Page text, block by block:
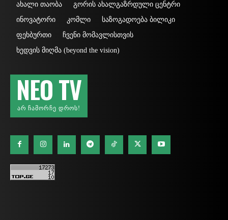
ახალი თაობა
გორის ახალგაზრდული ცენტრი
ინოვატორი
კომლი
საზოგადოება ბილიკი
ფეხბურთი
ჩვენი მომავლისთვის
ხედვის მიღმა (beyond the vision)
NEO TV
ᲐᲠ ᲩᲐᲛᲝᲠᲩᲔ ᲓᲠᲝᲡ!